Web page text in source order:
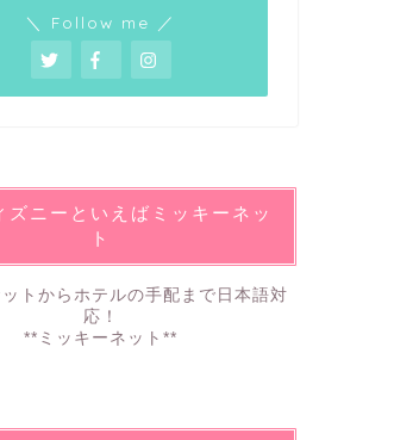
＼ Follow me ／
ズニーといえばミッキーネッ
ト
トからホテルの手配まで日本語対
応！
**ミッキーネット**